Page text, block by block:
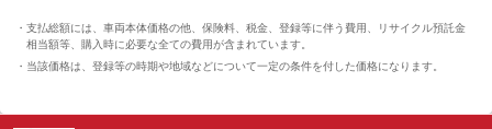
支払総額には、車両本体価格の他、保険料、税金、登録等に伴う費用、リサイクル預託金
相当額等、購入時に必要な全ての費用が含まれています。
当該価格は、登録等の時期や地域などについて一定の条件を付した価格になります。